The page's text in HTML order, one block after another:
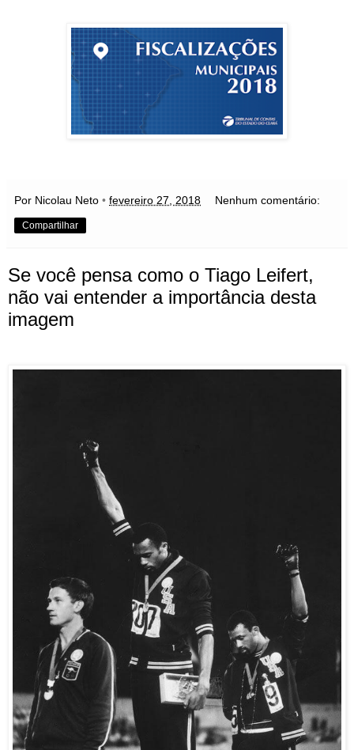
Por Nicolau Neto • fevereiro 27, 2018 Nenhum comentário:
Compartilhar
Se você pensa como o Tiago Leifert,
não vai entender a importância desta
imagem